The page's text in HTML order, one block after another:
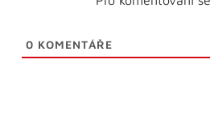
0 KOMENTÁŘE